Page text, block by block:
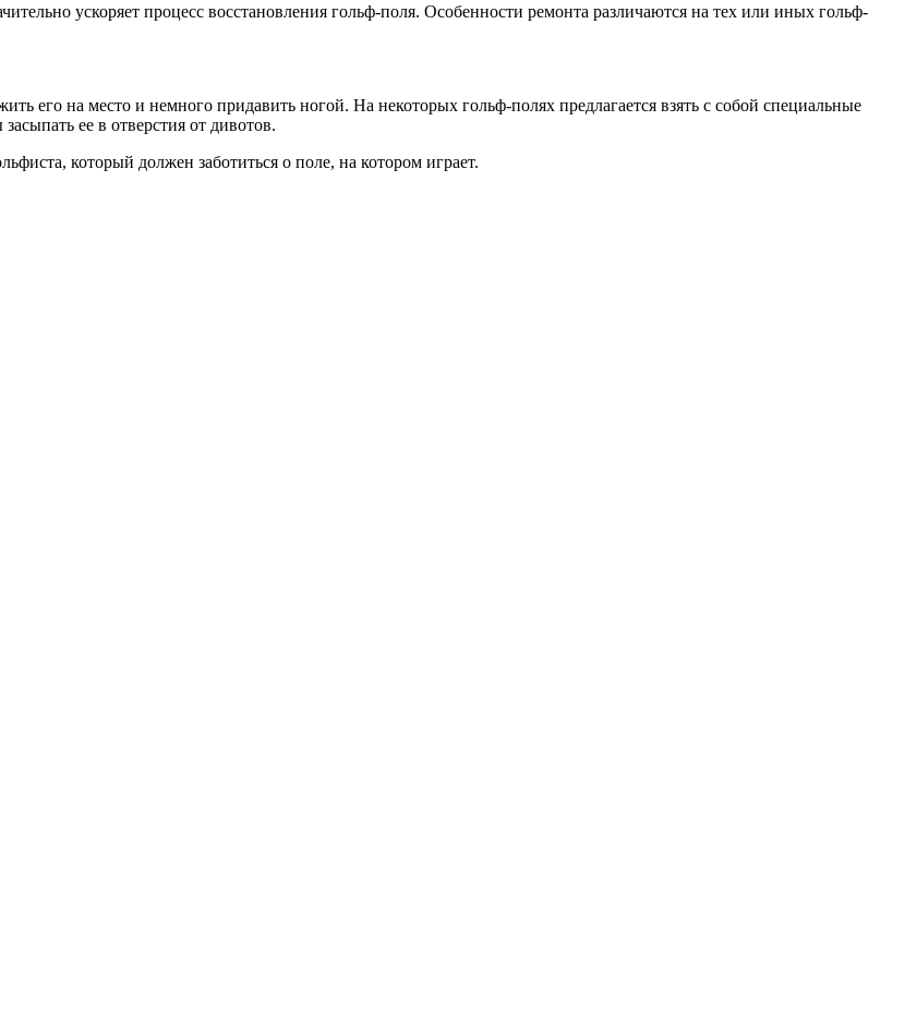
ускоряет процесс восстановления гольф-поля. Особенности ремонта различаются на тех или иных гольф-
его на место и немного придавить ногой. На некоторых гольф-полях предлагается взять с собой специальные
ее в отверстия от дивотов.
который должен заботиться о поле, на котором играет.